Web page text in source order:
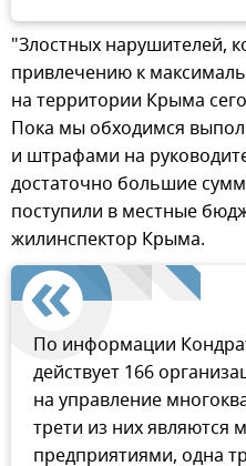
"Злостных нарушителей,
привлечению к
на территории Крыма
Пока мы обходимся
и штрафами на
достаточно большие
поступили в местные
жилинспектор Крыма.
По информации
действует 166
на управление
трети из них являются
предприятиями, одна